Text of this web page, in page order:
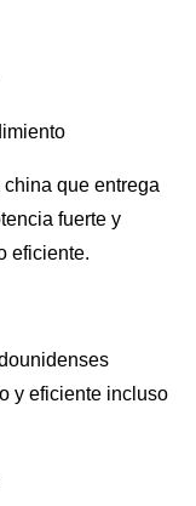
que entrega
fuerte y
eficiente.
y eficiente incluso